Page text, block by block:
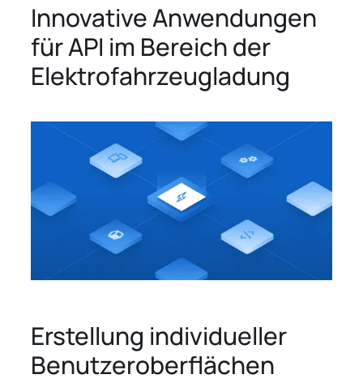
Innovative Anwendungen
für API im Bereich der
Elektrofahrzeugladung
Erstellung individueller
Benutzeroberflächen